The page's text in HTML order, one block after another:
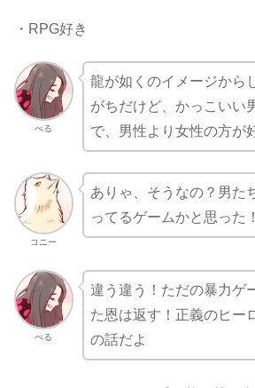
・RPG好き
べる
龍が如くのイメージから
がちだけど、かっこいい
で、男性より女性の方が
コニー
ありゃ、そうなの？男た
ってるゲームかと思った！
べる
違う違う！ただの暴力ゲ
た恩は返す！正義のヒー
の話だよ